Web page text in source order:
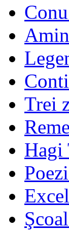
Trei
Hagi